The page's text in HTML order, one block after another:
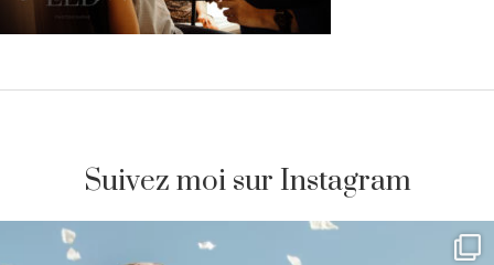
Suivez moi sur Instagram